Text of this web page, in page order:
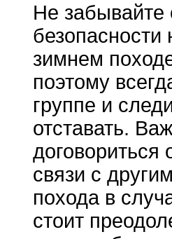
Не забывайте
зимнем
поэтому
группе и
отставать.
договориться
связи с
похода в
стоит